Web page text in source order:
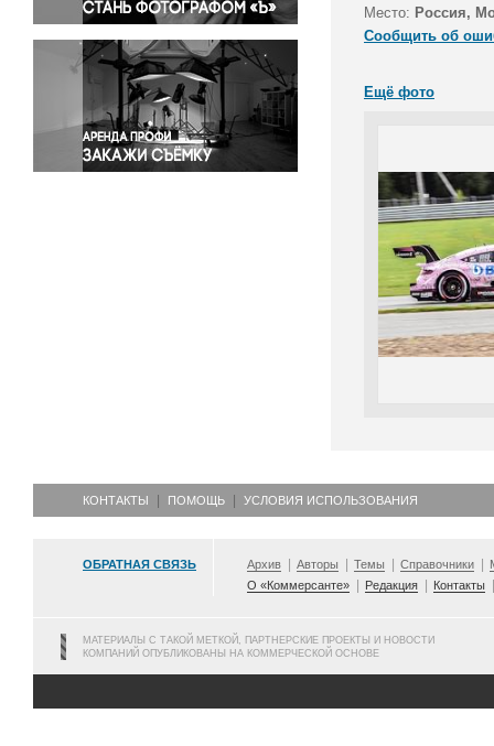
Религия
Светская жизнь
Спорт
Экология
Экономика и бизнес
Место: Россия,
Сообщить об
Ещё фото
КОНТАКТЫ ПОМОЩЬ УСЛОВИЯ ИСПОЛЬЗОВАНИЯ
ОБРАТНАЯ СВЯЗЬ Архив Авторы Темы Справочники
О «Коммерсанте»
Редакция Контакты
МАТЕРИАЛЫ С ТАКОЙ МЕТКОЙ, ПАРТНЕРСКИЕ ПРОЕКТЫ И НОВОСТИ
КОМПАНИЙ ОПУБЛИКОВАНЫ НА КОММЕРЧЕСКОЙ ОСНОВЕ